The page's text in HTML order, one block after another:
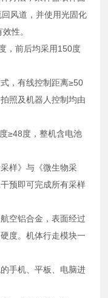
风道，并使用光固化
性。
，前后均采用150度
，有线控制距离≥50
照及机器人控制均由
≥48度，整机含电池
样》与《微生物采
预即可完成所有采样
空铝合金，表面经过
度。机体行走模块一
手机、平板、电脑进